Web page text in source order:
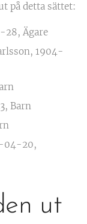
på detta sättet:
28, Ägare
1904-
Barn
04-20,
ut